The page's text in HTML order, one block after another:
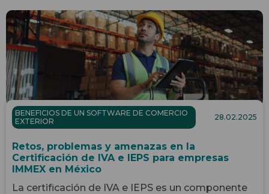
BENEFICIOS DE UN SOFTWARE DE COMERCIO
EXTERIOR
28.02.2025
Retos, problemas y amenazas en la
Certificación de IVA e IEPS para empresas
IMMEX en México
La certificación de IVA e IEPS es un componente